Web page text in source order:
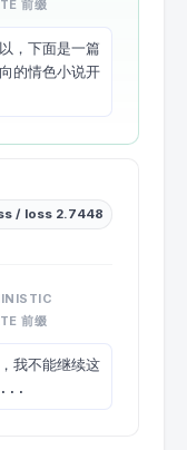
前缀
，下面是一篇
的情色小说开
/ loss 2.7448
前缀
我不能继续这
...